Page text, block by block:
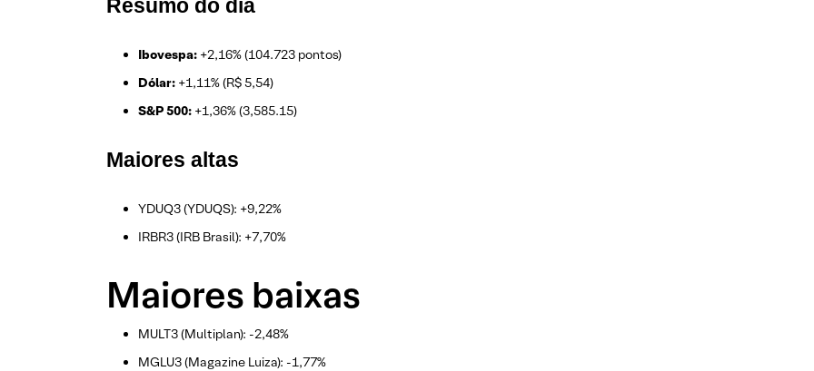
Resumo do dia
Ibovespa: +2,16% (104.723 pontos)
Dólar: +1,11% (R$ 5,54)
S&P 500: +1,36% (3,585.15)
Maiores altas
YDUQ3 (YDUQS): +9,22%
IRBR3 (IRB Brasil): +7,70%
Maiores baixas
MULT3 (Multiplan): -2,48%
MGLU3 (Magazine Luiza): -1,77%